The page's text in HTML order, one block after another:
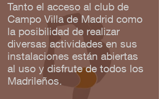
Tanto el acceso al club de
Campo Villa de Madrid como
la posibilidad de realizar
diversas actividades en sus
instalaciones están abiertas
al uso y disfrute de todos los
Madrileños.